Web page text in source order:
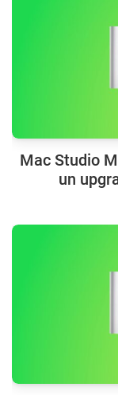
Mac Studio
un